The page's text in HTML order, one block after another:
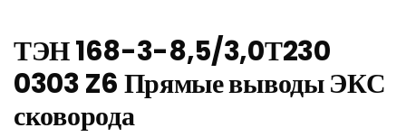
ТЭН 168-3-8,5/3,0Т230
0303 Z6 Прямые выводы ЭКС
сковорода